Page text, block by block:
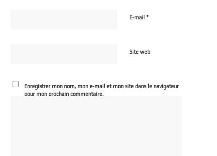
E-mail*
Site web
Enregistrer mon nom, mon e-mail et mon site dans le navigateur
pour mon prochain commentaire.